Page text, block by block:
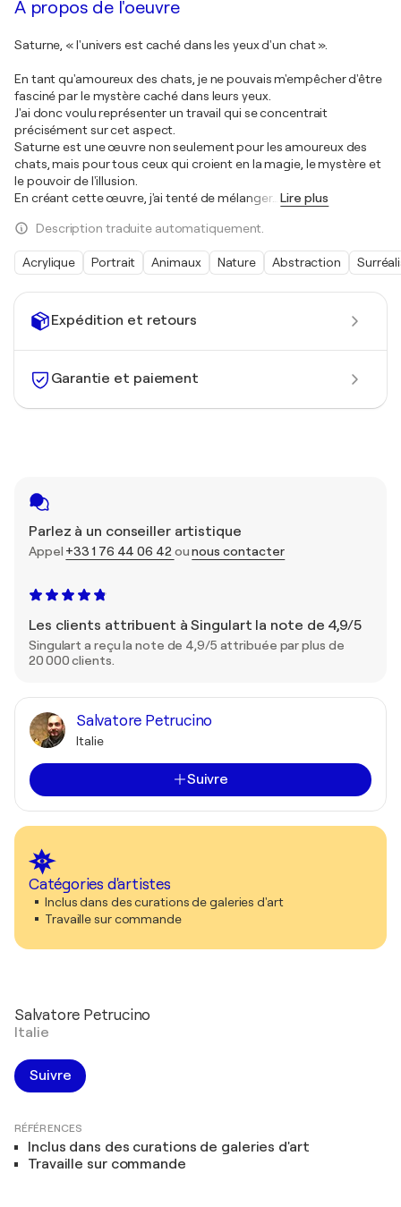
Expédition et retours
Garantie et paiement
Parlez à un conseiller artistique
Appel +33 1 76 44 06 42 ounous contacter
Les clients attribuent à Singulart la note de 4,9/5
Singulart a reçu la note de 4,9/5 attribuée par plus de
20 000 clients.
Salvatore Petrucino
Italie
Suivre
Catégories d'artistes
Inclus dans des curations de galeries d'art
Travaille sur commande
À propos de l'oeuvre
Saturne, « l'univers est caché dans les yeux d'un chat ».
En tant qu'amoureux des chats, je ne pouvais m'empêcher d'être
fasciné par le mystère caché dans leurs yeux.
J'ai donc voulu représenter un travail qui se concentrait
précisément sur cet aspect.
Saturne est une œuvre non seulement pour les amoureux des
chats, mais pour tous ceux qui croient en la magie, le mystère et
le pouvoir de l'illusion.
En créant cette œuvre, j'ai tenté de mélanger… Lire plus
Description traduite automatiquement.
Acrylique Portrait Animaux Nature Abstraction
Salvatore Petrucino
Italie
Suivre
RÉFÉRENCES
Inclus dans des curations de galeries d'art
Travaille sur commande